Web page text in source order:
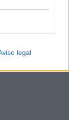
legal